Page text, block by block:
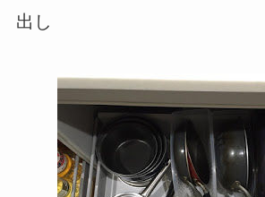
出し